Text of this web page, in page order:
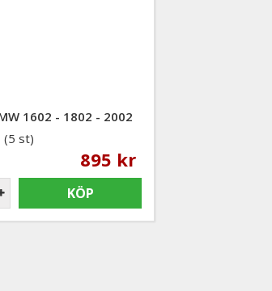
1602 - 1802 - 2002
(5 st)
895 kr
KÖP